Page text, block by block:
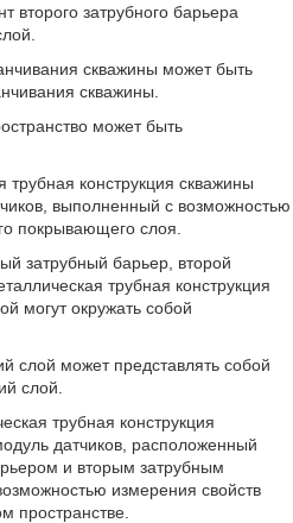
второго затрубного барьера
скважины может быть
скважины.
может быть
конструкция скважины
выполненный с возможностью
покрывающего слоя.
затрубный барьер, второй
трубная конструкция
могут окружать собой
слой может представлять собой
слой.
трубная конструкция
датчиков, расположенный
и вторым затрубным
измерения свойств
пространстве.